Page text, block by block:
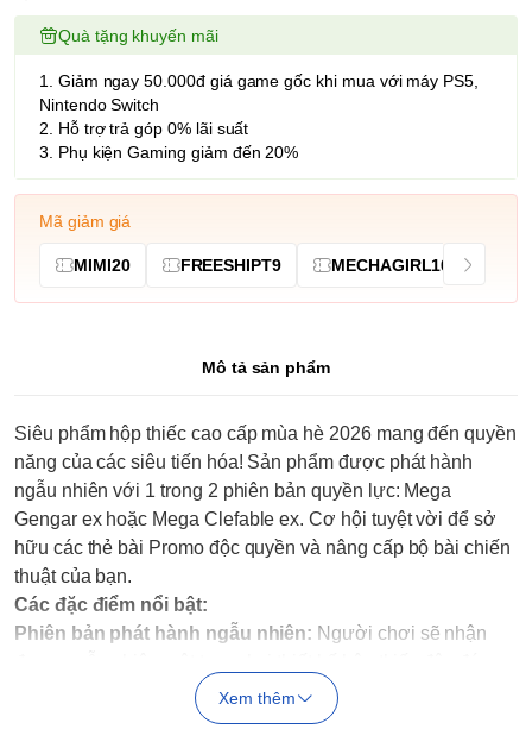
Quà tặng khuyến mãi
1. Giảm ngay 50.000đ giá game gốc khi mua với máy PS5,
Nintendo Switch
2. Hỗ trợ trả góp 0% lãi suất
3. Phụ kiện Gaming giảm đến 20%
Mã giảm giá
MIMI20 FREESHIPT9 MECHAGIRL10
Mô tả sản phẩm
Siêu phẩm hộp thiếc cao cấp mùa hè 2026 mang đến quyền
năng của các siêu tiến hóa! Sản phẩm được phát hành
ngẫu nhiên với 1 trong 2 phiên bản quyền lực: Mega
Gengar ex hoặc Mega Clefable ex. Cơ hội tuyệt vời để sở
hữu các thẻ bài Promo độc quyền và nâng cấp bộ bài chiến
thuật của bạn.
Các đặc điểm nổi bật:
Phiên bản phát hành ngẫu nhiên: Người chơi sẽ nhận
Mega Gengar ex hoặc
Xem thêm